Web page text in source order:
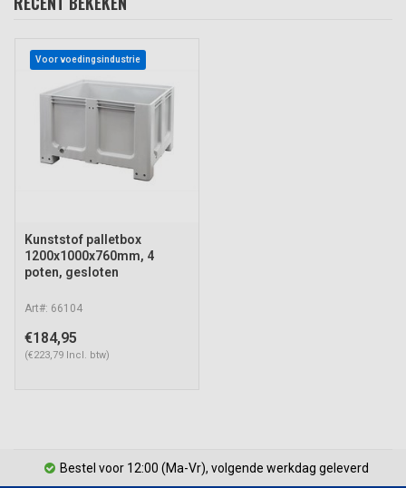
Voor voedingsindustrie
Kunststof palletbox
1200x1000x760mm, 4
poten, gesloten
Art#: 66104
€184,95
(€223,79 Incl. btw)
Bestel voor 12:00 (Ma-Vr), volgende werkdag geleverd